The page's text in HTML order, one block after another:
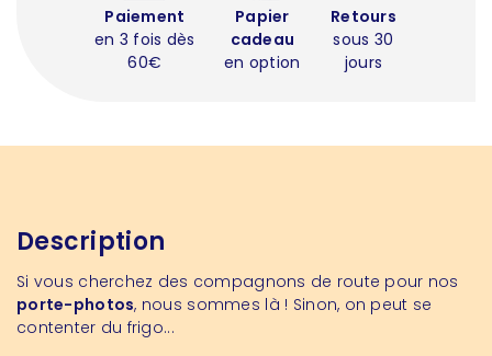
Paiement
en 3 fois dès
60€
Papier
cadeau
en option
Retours
sous 30
jours
Description
Si vous cherchez des compagnons de route pour nos
porte-photos, nous sommes là ! Sinon, on peut se
contenter du frigo...